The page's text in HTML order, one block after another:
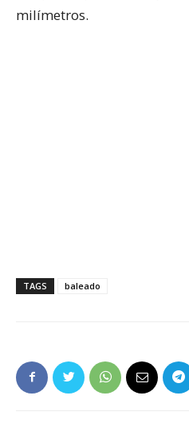
milímetros.
TAGS baleado